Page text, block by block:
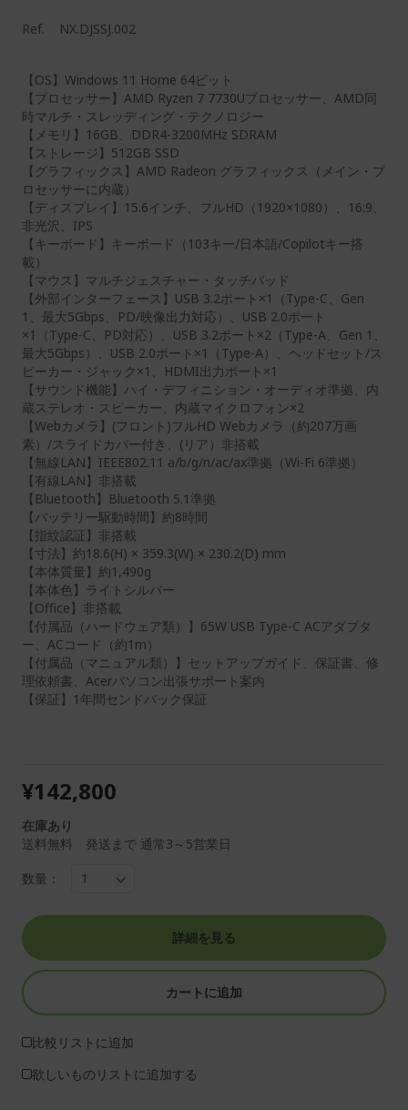
Ref. NX.DJSSJ.002
【OS】Windows 11 Home 64ビット
【プロセッサー】AMD Ryzen 7 7730Uプロセッサー、AMD同
時マルチ・スレッディング・テクノロジー
【メモリ】16GB、DDR4-3200MHz SDRAM
【ストレージ】512GB SSD
【グラフィックス】AMD Radeon グラフィックス（メイン・プ
ロセッサーに内蔵）
【ディスプレイ】15.6インチ、フルHD（1920×1080）、16:9、
非光沢、IPS
【キーボード】キーボード（103キー/日本語/Copilotキー搭
載）
【マウス】マルチジェスチャー・タッチパッド
【外部インターフェース】USB 3.2ポート×1（Type-C、Gen
1、最大5Gbps、PD/映像出力対応）、USB 2.0ポート
×1（Type-C、PD対応）、USB 3.2ポート×2（Type-A、Gen 1、
最大5Gbps）、USB 2.0ポート×1（Type-A）、ヘッドセット/ス
ピーカー・ジャック×1、HDMI出力ポート×1
【サウンド機能】ハイ・デフィニション・オーディオ準拠、内
蔵ステレオ・スピーカー、内蔵マイクロフォン×2
【Webカメラ】(フロント)フルHD Webカメラ（約207万画
素）/スライドカバー付き、(リア）非搭載
【無線LAN】IEEE802.11 a/b/g/n/ac/ax準拠（Wi-Fi 6準拠）
【有線LAN】非搭載
【Bluetooth】Bluetooth 5.1準拠
【バッテリー駆動時間】約8時間
【指紋認証】非搭載
【寸法】約18.6(H) × 359.3(W) × 230.2(D) mm
【本体質量】約1,490g
【本体色】ライトシルバー
【Office】非搭載
【付属品（ハードウェア類）】65W USB Type-C ACアダプタ
ー、ACコード（約1m）
【付属品（マニュアル類）】セットアップガイド、保証書、修
理依頼書、Acerパソコン出張サポート案内
【保証】1年間センドバック保証
¥142,800
在庫あり
送料無料 発送まで 通常3～5営業日
数量：
詳細を見る
カートに追加
比較リストに追加
欲しいものリストに追加する